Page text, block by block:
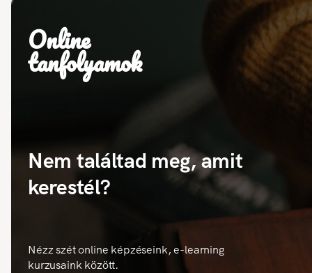
Online
tanfolyamok
Nem találtad meg, amit
kerestél?
Nézz szét online képzéseink, e-learning
kurzusaink között.